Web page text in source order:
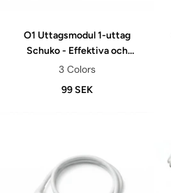
O1 Uttagsmodul 1-uttag
Schuko - Effektiva och
pålitliga strömlösningar
3 Colors
99 SEK